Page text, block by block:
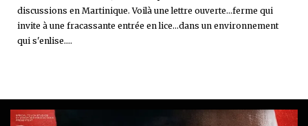
discussions en Martinique. Voilà une lettre ouverte...ferme qui
invite à une fracassante entrée en lice...dans un environnement
qui s'enlise....